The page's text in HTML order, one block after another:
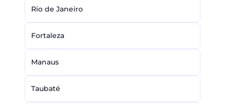
Rio de Janeiro
Fortaleza
Manaus
Taubaté